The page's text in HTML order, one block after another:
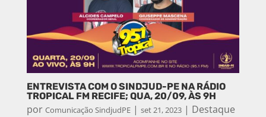
ENTREVISTA COM O SINDJUD-PE NA RÁDIO
TROPICAL FM RECIFE; QUA, 20/09, ÀS 9H
por Comunicação SindjudPE| set 21, 2023| Destaque